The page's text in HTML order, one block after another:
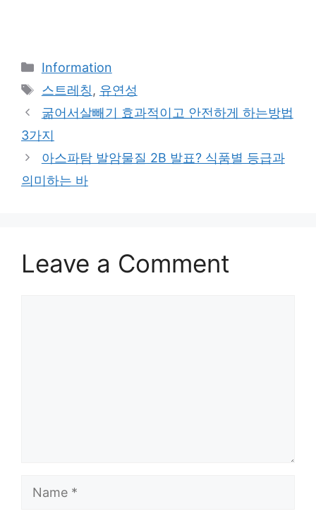
Categories
Information
Tags
스트레칭, 유연성
굶어서살빼기 효과적이고 안전하게 하는방법
3가지
아스파탐 발암물질 2B 발표? 식품별 등급과
의미하는 바
Leave a Comment